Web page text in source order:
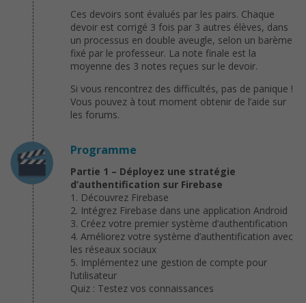
Ces devoirs sont évalués par les pairs. Chaque
devoir est corrigé 3 fois par 3 autres élèves, dans
un processus en double aveugle, selon un barème
fixé par le professeur. La note finale est la
moyenne des 3 notes reçues sur le devoir.
Si vous rencontrez des difficultés, pas de panique !
Vous pouvez à tout moment obtenir de l’aide sur
les forums.
Programme
Partie 1 – Déployez une stratégie
d’authentification sur Firebase
1. Découvrez Firebase
2. Intégrez Firebase dans une application Android
3. Créez votre premier système d’authentification
4. Améliorez votre système d’authentification avec
les réseaux sociaux
5. Implémentez une gestion de compte pour
l’utilisateur
Quiz : Testez vos connaissances